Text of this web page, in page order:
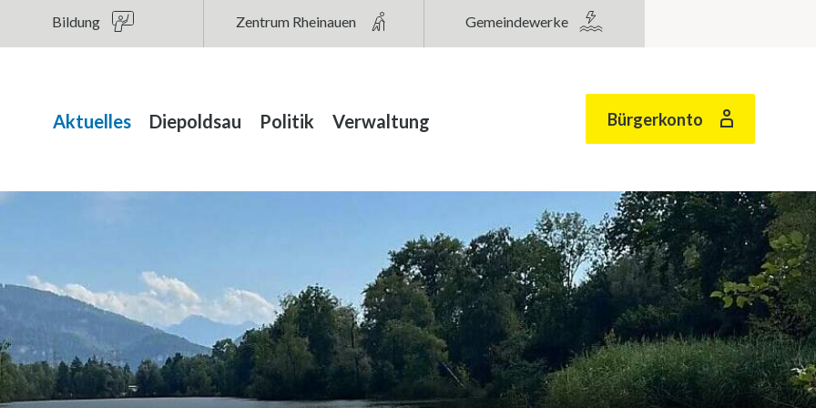
Bildung Zentrum Rheinauen Gemeindewerke
Hauptnavigation
Aktuelles Diepoldsau Politik Verwaltung Bürgerkonto